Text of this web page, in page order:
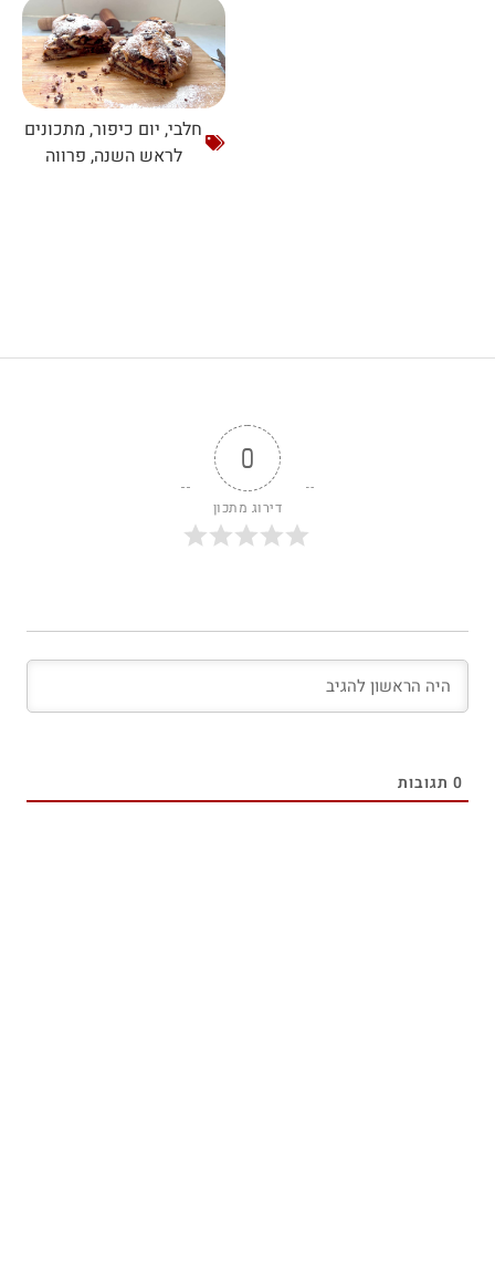
חלבי, יום כיפור, מתכונים
לראש השנה, פרווה
0
דירוג מתכון
0תגובות